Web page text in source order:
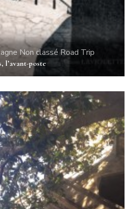
Non classé Road Trip
l’avant-poste